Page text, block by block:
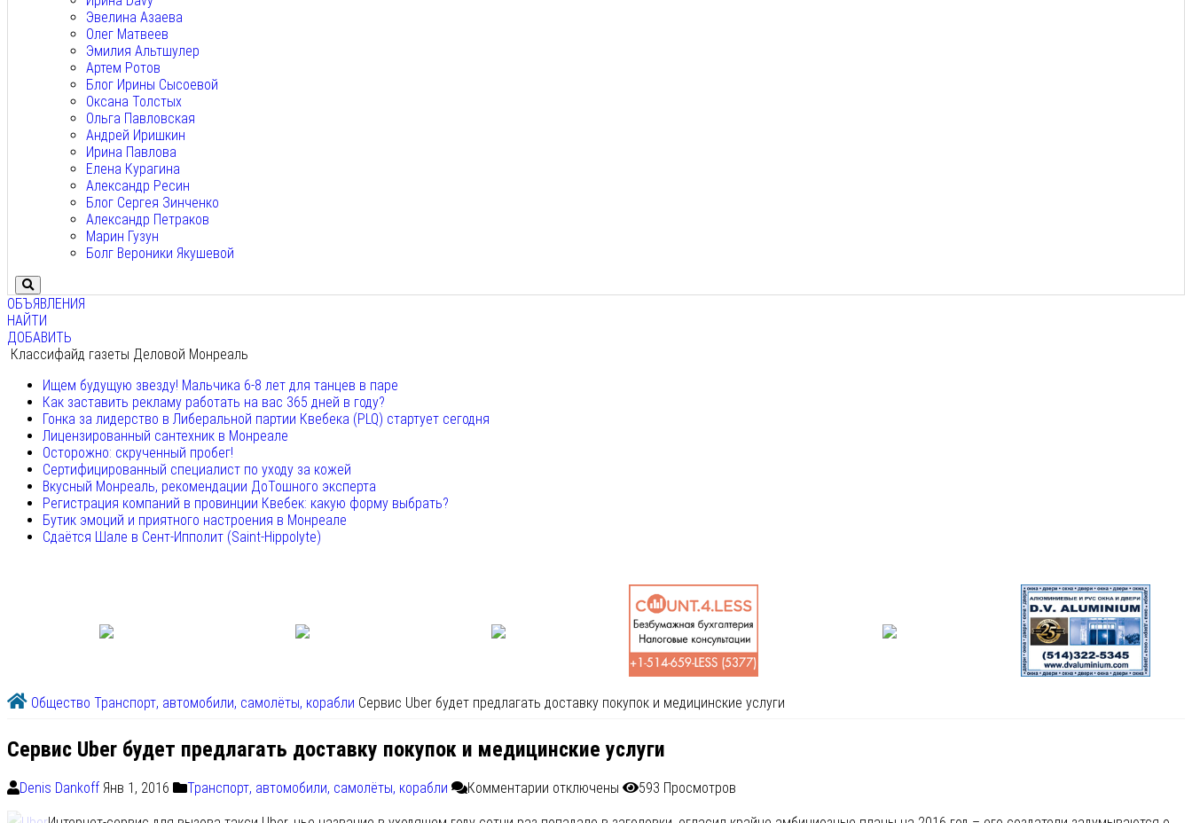
Эвелина Азаева
Олег Матвеев
Эмилия Альтшулер
Артем Ротов
Блог Ирины Сысоевой
Оксана Толстых
Ольга Павловская
Андрей Иришкин
Ирина Павлова
Елена Курагина
Александр Ресин
Блог Сергея Зинченко
Александр Петраков
Марин Гузун
Болг Вероники Якушевой
ОБЪЯВЛЕНИЯ
НАЙТИ
ДОБАВИТЬ
Классифайд газеты Деловой Монреаль
Ищем будущую звезду! Мальчика 6-8 лет для танцев в паре
Как заставить рекламу работать на вас 365 дней в году?
Гонка за лидерство в Либеральной партии Квебека (PLQ) стартует сегодня
Лицензированный сантехник в Монреале
Осторожно: скрученный пробег!
Сертифицированный специалист по уходу за кожей
Вкусный Монреаль, рекомендации ДоТошного эксперта
Регистрация компаний в провинции Квебек: какую форму выбрать?
Бутик эмоций и приятного настроения в Монреале
Сдаётся Шале в Сент-Ипполит (Saint-Hippolyte)
Общество Транспорт, автомобили, самолёты, корабли Сервис Uber будет предлагать доставку покупок и медицинские услуги
Сервис Uber будет предлагать доставку покупок и медицинские услуги
Denis Dankoff Янв 1, 2016 Транспорт, автомобили, самолёты, корабли Комментарии отключены 593 Просмотров